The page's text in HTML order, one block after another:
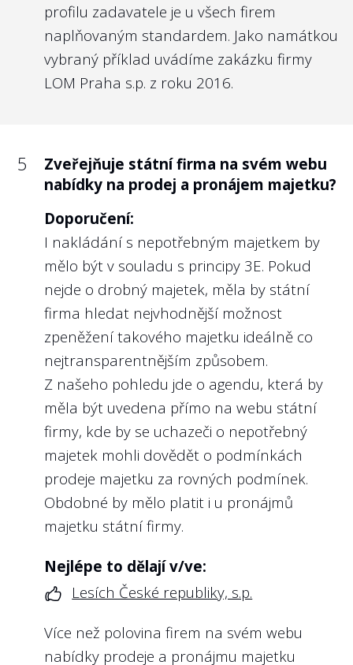
obchodních společností, spolků,
samospráv apod.)?
Doporučení:
Zde platí obdobně doporučení k otázce č.
dohledatelné u členů představenstva i
dozorčí rady např. u soukromé banky
U státních firem podléhajících regulaci ČNB
jsou tyto údaje poměrně obtížně
dohledatelné, viz hodnocení Národní
rozvojová banka, a.s., Česká exportní
banka, a.s., Exportní garanční a pojišťovací
společnost, a.s.
Poskytla státní firma informace o
platech a odměnách jejího ředitele?
Doporučení:
Kromě toho, že k nároku veřejnosti na
informace o odměnách vrcholných
státních firem) existuje již bohatá judikatura
soudů, změnil se již i zákon o svobodném
přístupu k informacím, a to změnou
která míří právě na funkce hodnocené v
profilu zadavatele je u všech firem
naplňovaným standardem. Jako namátkou
vybraný příklad uvádíme zakázku firmy
LOM Praha s.p. z roku 2016.
5
Zveřejňuje státní firma na svém webu
nabídky na prodej a pronájem majetku?
Doporučení:
I nakládání s nepotřebným majetkem by
mělo být v souladu s principy 3E. Pokud
nejde o drobný majetek, měla by státní
firma hledat nejvhodnější možnost
zpeněžení takového majetku ideálně co
nejtransparentnějším způsobem.
Z našeho pohledu jde o agendu, která by
měla být uvedena přímo na webu státní
firmy, kde by se uchazeči o nepotřebný
majetek mohli dovědět o podmínkách
prodeje majetku za rovných podmínek.
Obdobné by mělo platit i u pronájmů
majetku státní firmy.
Nejlépe to dělají v/ve:
Lesích České republiky, s.p.
Více než polovina firem na svém webu
nabídky prodeje a pronájmu majetku